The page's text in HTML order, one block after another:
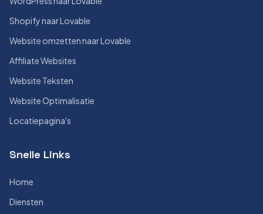
Shopify naar Lovable
Website omzetten naar Lovable
Affiliate Websites
Website Teksten
Website Optimalisatie
Locatiepagina's
Snelle Links
Home
Diensten